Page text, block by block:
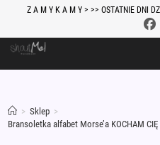
content
Z A M Y K A M Y > >> OSTATNIE DNI
> Sklep >
Bransoletka alfabet Morse’a KOCHAM